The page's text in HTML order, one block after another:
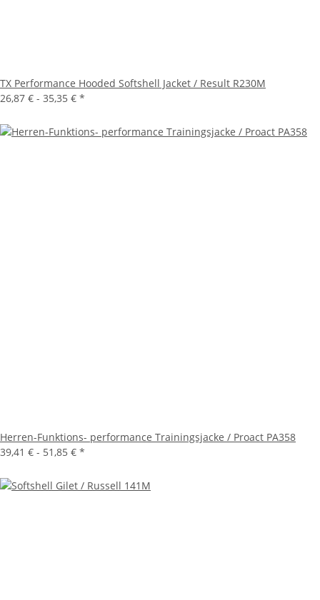
TX Performance Hooded Softshell Jacket / Result R230M
26,87 € - 35,35 € *
Herren-Funktions- performance Trainingsjacke / Proact PA358
39,41 € - 51,85 € *